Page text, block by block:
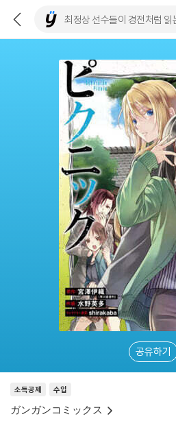
공유하기
소득공제 수입
ガンガンコミックス